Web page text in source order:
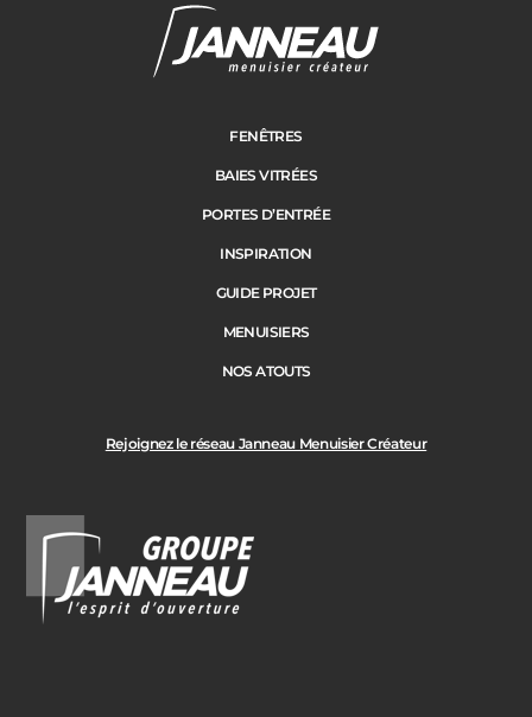
Cloture
Suivant
Adresse des travaux
Code Postal des travaux
Rejoignez le réseau Janneau Menuisier Créateur
FENÊTRES
BAIES VITRÉES
PORTES D’ENTRÉE
INSPIRATION
GUIDE PROJET
MENUISIERS
NOS ATOUTS